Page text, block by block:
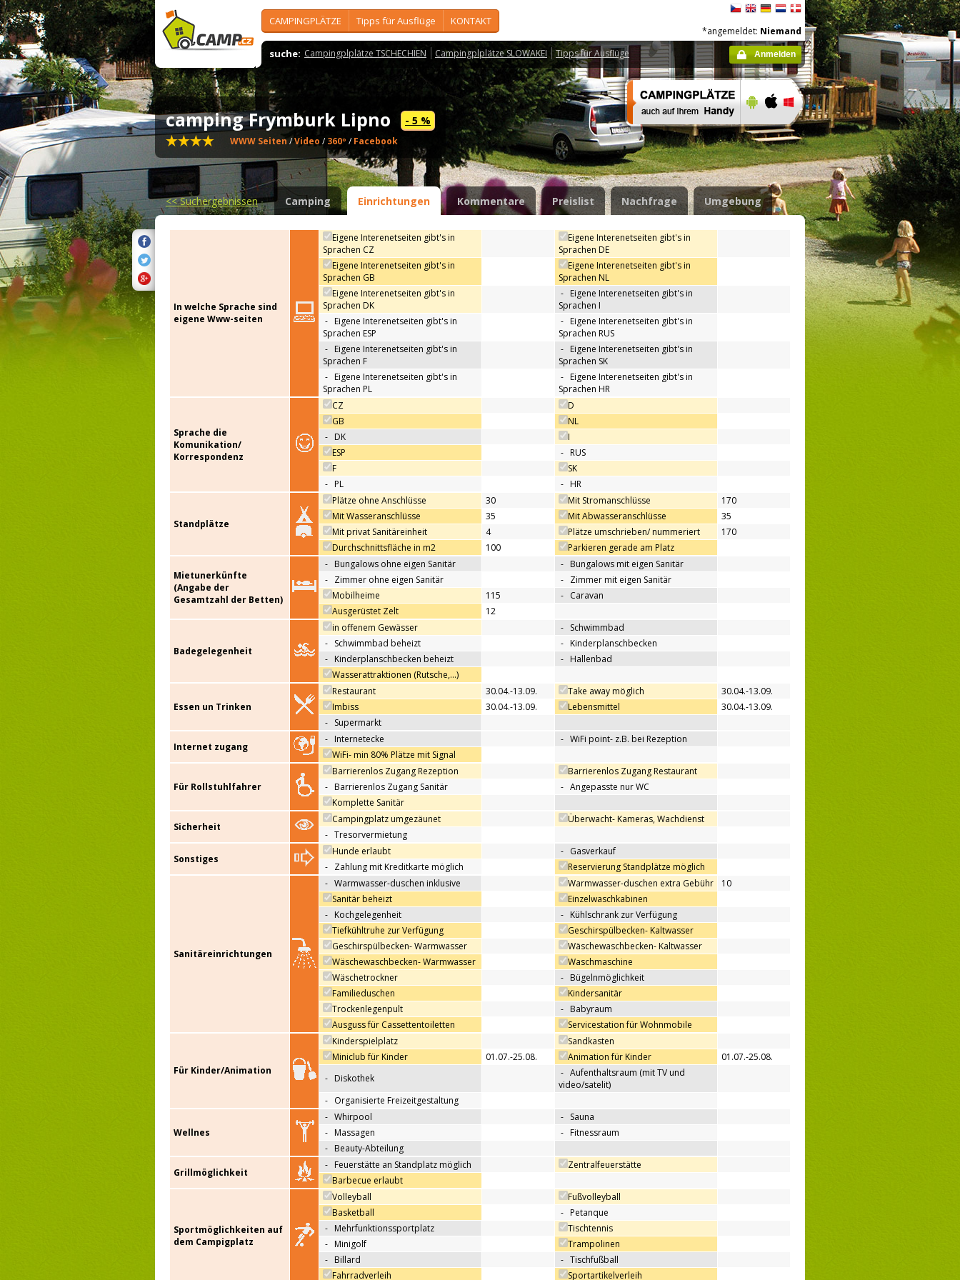
CAMPINGPLÄTZE Tipps für Ausflüge KONTAKT
suche: Campingplplätze TSCHECHIEN Campingplplätze SLOWAKEI Tipps für Ausflüge
*angemeldet: Niemand
Anmelden
camping Frymburk Lipno - 5 %
WWW Seiten/Video /360º /Facebook
<<Suchergebnissen Camping Einrichtungen Kommentare Preislist Nachfrage Umgebung
In welche Sprache sind
eigene Www-seiten
Eigene Interenetseiten gibt's in
Sprachen CZ
Eigene Interenetseiten gibt's in
Sprachen DE
Eigene Interenetseiten gibt's in
Sprachen GB
Eigene Interenetseiten gibt's in
Sprachen NL
Eigene Interenetseiten gibt's in
Sprachen DK
- Eigene Interenetseiten gibt's in
Sprachen I
- Eigene Interenetseiten gibt's in
Sprachen ESP
- Eigene Interenetseiten gibt's in
Sprachen RUS
- Eigene Interenetseiten gibt's in
Sprachen F
- Eigene Interenetseiten gibt's in
Sprachen SK
- Eigene Interenetseiten gibt's in
Sprachen PL
- Eigene Interenetseiten gibt's in
Sprachen HR
Sprache die
Komunikation/
Korrespondenz
CZ
D
GB
NL
- DK
I
ESP
- RUS
F
SK
- PL - HR
Standplätze
Plätze ohne Anschlüsse 30 Mit Stromanschlüsse
170
Mit Wasseranschlüsse
35 Mit Abwasseranschlüsse
35
Mit privat Sanitäreinheit
4 Plätze umschrieben/ nummeriert
170
Durchschnittsfläche in m2
100 Parkieren gerade am Platz
Mietunerkünfte
(Angabe der
Gesamtzahl der Betten)
- Bungalows ohne eigen Sanitär - Bungalows mit eigen Sanitär
- Zimmer ohne eigen Sanitär - Zimmer mit eigen Sanitär
Mobilheime
115 - Caravan
Ausgerüstet Zelt
12
Badegelegenheit
in offenem Gewässer - Schwimmbad
- Schwimmbad beheizt - Kinderplanschbecken
- Kinderplanschbecken beheizt - Hallenbad
Wasserattraktionen (Rutsche,…)
Essen un Trinken
Restaurant 30.04.-13.09. Take away möglich
30.04.-13.09.
Imbiss
30.04.-13.09. Lebensmittel
30.04.-13.09.
- Supermarkt
Internet zugang
- Internetecke - WiFi point- z.B. bei Rezeption
WiFi- min 80% Plätze mit Signal
Für Rollstuhlfahrer
Barrierenlos Zugang Rezeption
Barrierenlos Zugang Restaurant
- Barrierenlos Zugang Sanitär - Angepasste nur WC
Komplette Sanitär
Sicherheit
Campingplatz umgezäunet
Überwacht- Kameras, Wachdienst
- Tresorvermietung
Sonstiges
Hunde erlaubt - Gasverkauf
- Zahlung mit Kreditkarte möglich Reservierung Standplätze möglich
Sanitäreinrichtungen
- Warmwasser-duschen inklusive Warmwasser-duschen extra Gebühr
10
Sanitär beheizt
Einzelwaschkabinen
- Kochgelegenheit - Kühlschrank zur Verfügung
Tiefkühltruhe zur Verfügung
Geschirspülbecken- Kaltwasser
Geschirspülbecken- Warmwasser
Wäschewaschbecken- Kaltwasser
Wäschewaschbecken- Warmwasser
Waschmaschine
Wäschetrockner
- Bügelnmöglichkeit
Familieduschen
Kindersanitär
Trockenlegenpult
- Babyraum
Ausguss für Cassettentoiletten
Servicestation für Wohnmobile
Für Kinder/Animation
Kinderspielplatz
Sandkasten
Miniclub für Kinder
01.07.-25.08. Animation für Kinder
01.07.-25.08.
- Diskothek - Aufenthaltsraum (mit TV und
video/satelit)
- Organisierte Freizeitgestaltung
Wellnes
- Whirpool - Sauna
- Massagen - Fitnessraum
- Beauty-Abteilung
Grillmöglichkeit
- Feuerstätte an Standplatz möglich
Zentralfeuerstätte
Barbecue erlaubt
Sportmöglichkeiten auf
dem Campigplatz
Volleyball
Fußvolleyball
Basketball
- Petanque
- Mehrfunktionssportplatz
Tischtennis
- Minigolf
Trampolinen
- Billard - Tischfußball
Fahrradverleih
Sportartikelverleih